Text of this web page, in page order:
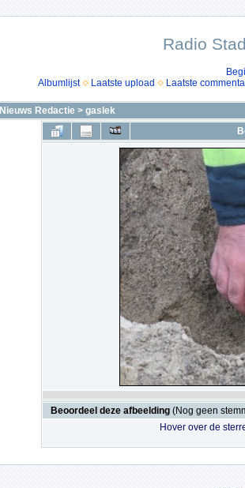
Radio
Albumlijst
Laatste upload Laatste
Nieuws Redactie > gaslek
Beoordeel deze afbeelding (Nog geen
Hover over de